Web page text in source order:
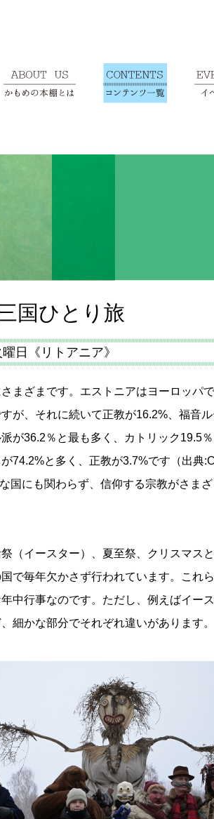
国ひとり旅
日《リトアニア》
まざまです。エストニアはヨーロッパ
が、それに続いて正教が16.2%、福音
が36.2％と最も多く、カトリック19.5
74.2%と多く、正教が3.7%です（出典
国にも関わらず、信仰する宗教がさま
（イースター）、夏至祭、クリスマス
で毎年欠かさず行われています。これ
中行事なのです。ただし、例えばイー
細かな部分でそれぞれ違いがあります。